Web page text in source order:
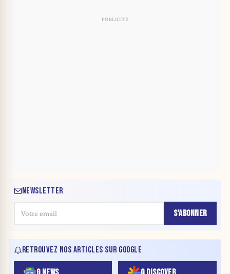
NEWSLETTER
S'ABONNER
RETROUVEZ NOS ARTICLES SUR GOOGLE